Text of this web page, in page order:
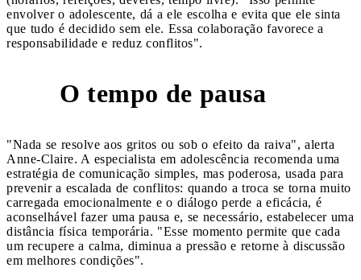
envolver o adolescente, dá a ele escolha e evita que ele sinta
que tudo é decidido sem ele. Essa colaboração favorece a
responsabilidade e reduz conflitos".
O tempo de pausa
"Nada se resolve aos gritos ou sob o efeito da raiva", alerta
Anne-Claire. A especialista em adolescência recomenda uma
estratégia de comunicação simples, mas poderosa, usada para
prevenir a escalada de conflitos: quando a troca se torna muito
carregada emocionalmente e o diálogo perde a eficácia, é
aconselhável fazer uma pausa e, se necessário, estabelecer uma
distância física temporária. "Esse momento permite que cada
um recupere a calma, diminua a pressão e retorne à discussão
em melhores condições".